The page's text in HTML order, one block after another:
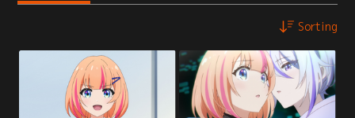
Sorting